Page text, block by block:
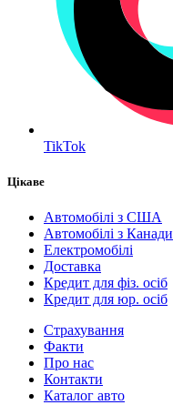
TikTok
Цікаве
Автомобілі з США
Автомобілі з Канади
Електромобілі
Доставка
Кредит для фіз. осіб
Кредит для юр. осіб
Страхування
Факти
Про нас
Контакти
Каталог авто